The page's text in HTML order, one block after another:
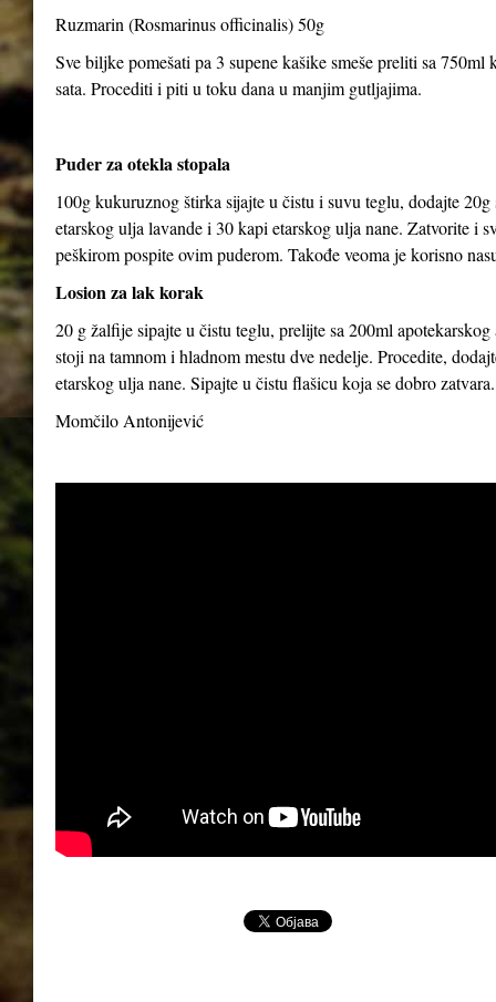
Ruzmarin (Rosmarinus officinalis) 50g
Sve biljke pomešati pa 3 supene kašike smeše preliti sa
sata. Procediti i piti u toku dana u manjim gutljajima.
Puder za otekla stopala
100g kukuruznog štirka sijajte u čistu i suvu teglu, dodajte
etarskog ulja lavande i 30 kapi etarskog ulja nane. Zatvorite i
peškirom pospite ovim puderom. Takođe veoma je korisno
Losion za lak korak
20 g žalfije sipajte u čistu teglu, prelijte sa 200ml
stoji na tamnom i hladnom mestu dve nedelje. Procedite,
etarskog ulja nane. Sipajte u čistu flašicu koja se dobro
Momčilo Antonijević